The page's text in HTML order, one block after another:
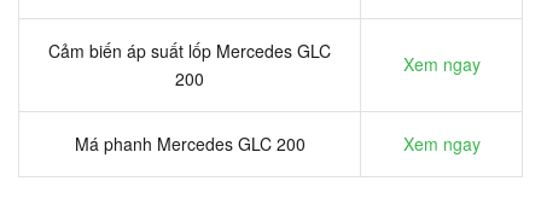
Cảm biến áp suất lốp Mercedes GLC
200
Xem ngay
Má phanh Mercedes GLC 200 Xem ngay